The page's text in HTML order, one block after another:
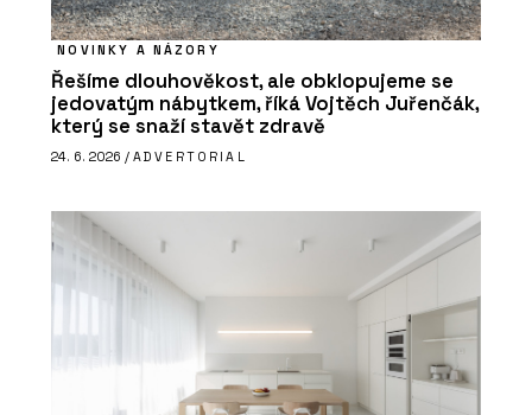
NOVINKY A NÁZORY
Řešíme dlouhověkost, ale obklopujeme se
jedovatým nábytkem, říká Vojtěch Juřenčák,
který se snaží stavět zdravě
24. 6. 2026 / ADVERTORIAL